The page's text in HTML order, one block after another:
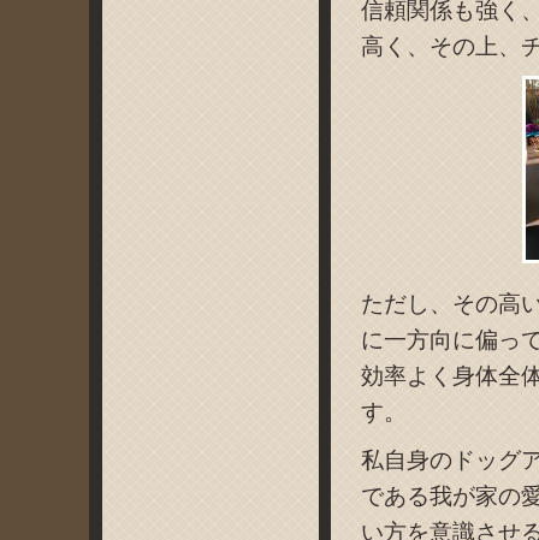
信頼関係も強く
高く、その上、
ただし、その高
に一方向に偏っ
効率よく身体全
す。
私自身のドッグ
である我が家の
い方を意識させ